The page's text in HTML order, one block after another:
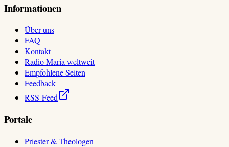
Informationen
Über uns
FAQ
Kontakt
Radio Maria weltweit
Empfohlene Seiten
Feedback
RSS-Feed
Portale
Priester & Theologen